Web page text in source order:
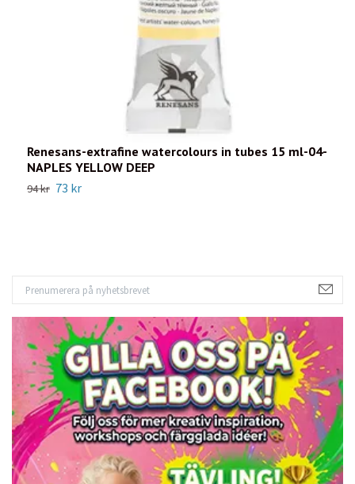
Renesans-extrafine watercolours in tubes 15 ml-04-
NAPLES YELLOW DEEP
94 kr 73 kr